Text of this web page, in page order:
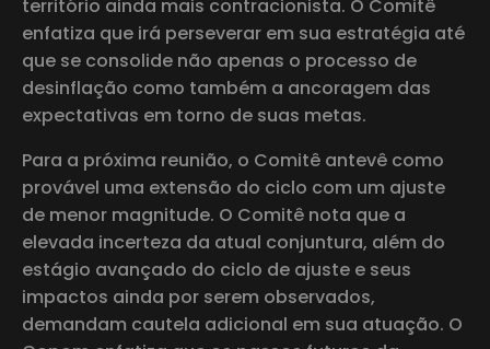
território ainda mais contracionista. O Comitê
enfatiza que irá perseverar em sua estratégia até
que se consolide não apenas o processo de
desinflação como também a ancoragem das
expectativas em torno de suas metas.
Para a próxima reunião, o Comitê antevê como
provável uma extensão do ciclo com um ajuste
de menor magnitude. O Comitê nota que a
elevada incerteza da atual conjuntura, além do
estágio avançado do ciclo de ajuste e seus
impactos ainda por serem observados,
demandam cautela adicional em sua atuação. O